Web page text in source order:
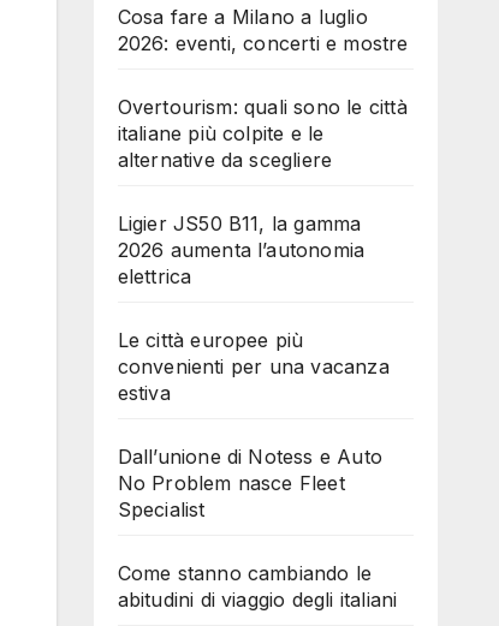
Cosa fare a Milano a luglio
2026: eventi, concerti e mostre
Overtourism: quali sono le città
italiane più colpite e le
alternative da scegliere
Ligier JS50 B11, la gamma
2026 aumenta l’autonomia
elettrica
Le città europee più
convenienti per una vacanza
estiva
Dall’unione di Notess e Auto
No Problem nasce Fleet
Specialist
Come stanno cambiando le
abitudini di viaggio degli italiani